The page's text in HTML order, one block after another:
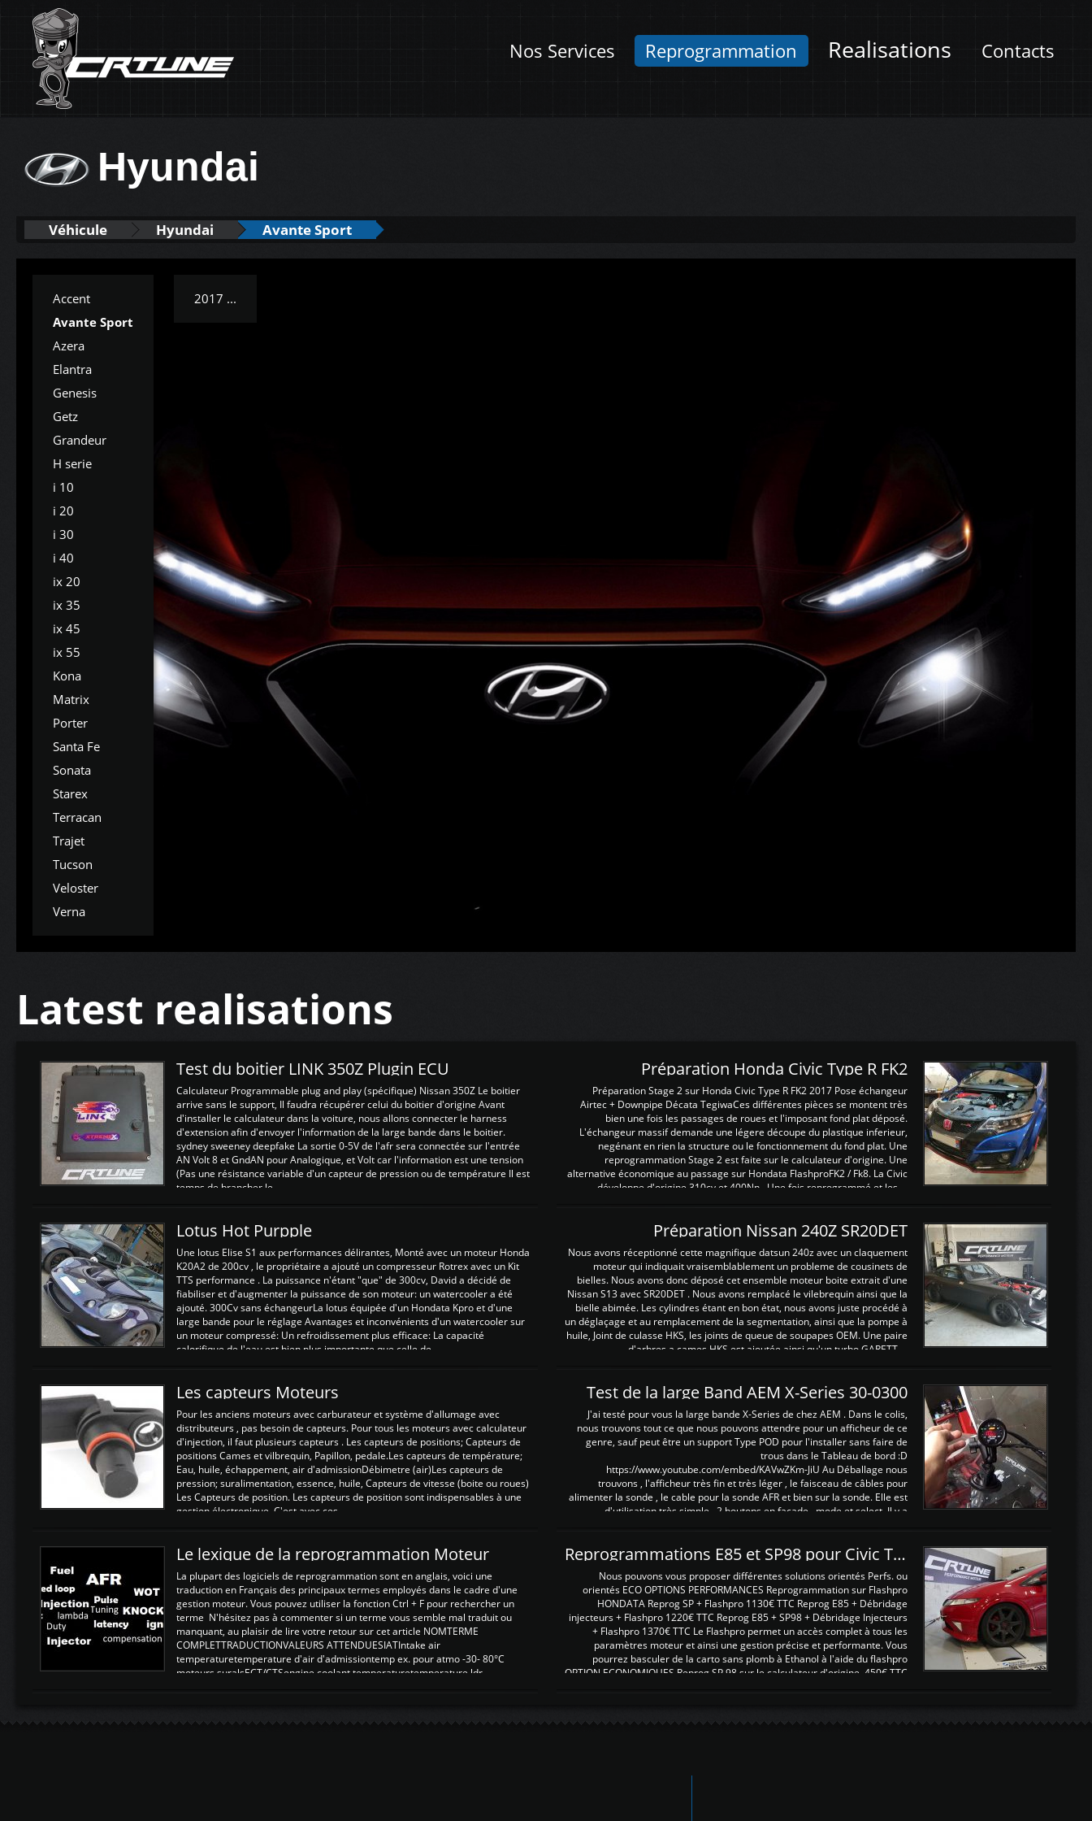
Nos Services Reprogrammation Realisations Contacts
Hyundai
Véhicule Hyundai Avante Sport
Accent
Avante Sport
Azera
Elantra
Genesis
Getz
Grandeur
H serie
i 10
i 20
i 30
i 40
ix 20
ix 35
ix 45
ix 55
Kona
Matrix
Porter
Santa Fe
Sonata
Starex
Terracan
Trajet
Tucson
Veloster
Verna
2017 ...
Latest realisations
Test du boitier LINK 350Z Plugin ECU
Calculateur Programmable plug and play (spécifique) Nissan 350Z Le boitier
arrive sans le support, Il faudra récupérer celui du boitier d'origine Avant
d'installer le calculateur dans la voiture, nous allons connecter le harness
d'extension afin d'envoyer l'information de la large bande dans le boitier.
sydney sweeney deepfake La sortie 0-5V de l'afr sera connectée sur l'entrée
AN Volt 8 et GndAN pour Analogique, et Volt car l'information est une tension
(Pas une résistance variable d'un capteur de pression ou de température Il est
temps de brancher le ...
Préparation Honda Civic Type R FK2
Préparation Stage 2 sur Honda Civic Type R FK2 2017 Pose échangeur
Airtec + Downpipe Décata TegiwaCes différentes pièces se montent très
bien une fois les passages de roues et l'imposant fond plat déposé.
L'échangeur massif demande une légere découpe du plastique inferieur,
negénant en rien la structure ou le fonctionnement du fond plat. Une
reprogrammation Stage 2 est faite sur le calculateur d'origine. Une
alternative économique au passage sur Hondata FlashproFK2 / Fk8. La Civic
développe d'origine 310cv et 400Nn , Une fois reprogrammé et les ...
Lotus Hot Purpple
Une lotus Elise S1 aux performances délirantes, Monté avec un moteur Honda
K20A2 de 200cv , le propriétaire a ajouté un compresseur Rotrex avec un Kit
TTS performance . La puissance n'étant "que" de 300cv, David a décidé de
fiabiliser et d'augmenter la puissance de son moteur: un watercooler a été
ajouté. 300Cv sans échangeurLa lotus équipée d'un Hondata Kpro et d'une
large bande pour le réglage Avantages et inconvénients d'un watercooler sur
un moteur compressé: Un refroidissement plus efficace: La capacité
calorifique de l'eau est bien plus importante que celle de ...
Préparation Nissan 240Z SR20DET
Nous avons réceptionné cette magnifique datsun 240z avec un claquement
moteur qui indiquait vraisemblablement un probleme de cousinets de
bielles. Nous avons donc déposé cet ensemble moteur boite extrait d'une
Nissan S13 avec SR20DET . Nous avons remplacé le vilebrequin ainsi que la
bielle abimée. Les cylindres étant en bon état, nous avons juste procédé à
un déglaçage et au remplacement de la segmentation, ainsi que la pompe à
huile, Joint de culasse HKS, les joints de queue de soupapes OEM. Une paire
d'arbres a cames HKS est ajoutée ainsi qu'un turbo GARETT ...
Les capteurs Moteurs
Pour les anciens moteurs avec carburateur et système d'allumage avec
distributeurs , pas besoin de capteurs. Pour tous les moteurs avec calculateur
d'injection, il faut plusieurs capteurs . Les capteurs de positions; Capteurs de
positions Cames et vilbrequin, Papillon, pedale.Les capteurs de température;
Eau, huile, échappement, air d'admissionDébimetre (air)Les capteurs de
pression; suralimentation, essence, huile, Capteurs de vitesse (boite ou roues)
Les Capteurs de position. Les capteurs de position sont indispensables à une
gestion électronique. C'est avec ces ...
Test de la large Band AEM X-Series 30-0300
J'ai testé pour vous la large bande X-Series de chez AEM . Dans le colis,
nous trouvons tout ce que nous pouvons attendre pour un afficheur de ce
genre, sauf peut être un support Type POD pour l'installer sans faire de
trous dans le Tableau de bord :D
https://www.youtube.com/embed/KAVwZKm-JiU Au Déballage nous
trouvons , l'afficheur très fin et très léger , le faisceau de câbles pour
alimenter la sonde , le cable pour la sonde AFR et bien sur la sonde. Elle est
d'utilisation très simple , 2 boutons en façade , mode et select. Il y a
Le lexique de la reprogrammation Moteur
La plupart des logiciels de reprogrammation sont en anglais, voici une
traduction en Français des principaux termes employés dans le cadre d'une
gestion moteur. Vous pouvez utiliser la fonction Ctrl + F pour rechercher un
terme N'hésitez pas à commenter si un terme vous semble mal traduit ou
manquant, au plaisir de lire votre retour sur cet article NOMTERME
COMPLETTRADUCTIONVALEURS ATTENDUESIATIntake air
temperaturetemperature d'air d'admissiontemp ex. pour atmo -30- 80°C
moteurs suralsECT/CTSengine coolant temperaturetemperature ldr
Reprogrammations E85 et SP98 pour Civic Type R FN2
Nous pouvons vous proposer différentes solutions orientés Perfs. ou
orientés ECO OPTIONS PERFORMANCES Reprogrammation sur Flashpro
HONDATA Reprog SP + Flashpro 1130€ TTC Reprog E85 + Débridage
injecteurs + Flashpro 1220€ TTC Reprog E85 + SP98 + Débridage Injecteurs
+ Flashpro 1370€ TTC Le Flashpro permet un accès complet à tous les
paramètres moteur et ainsi une gestion précise et performante. Vous
pourrez basculer de la carto sans plomb à Ethanol à l'aide du flashpro
OPTION ECONOMIQUES Reprog SP 98 sur le calculateur d'origine 450€ TTC